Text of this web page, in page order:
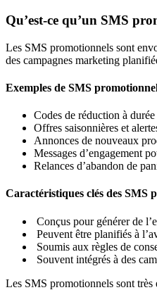
Qu’est-ce qu’un SMS
Les SMS promotionnels sont
des campagnes marketing
Exemples de SMS
Codes de réduction à
Offres saisonnières et
Annonces de nouveaux
Messages d’engagement
Relances d’abandon de
Caractéristiques clés des SMS
Conçus pour générer de
Peuvent être planifiés à
Soumis aux règles de
Souvent intégrés à des
Les SMS promotionnels sont très